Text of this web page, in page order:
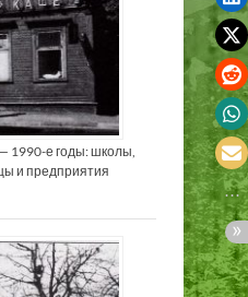
1990-е годы: школы,
и предприятия